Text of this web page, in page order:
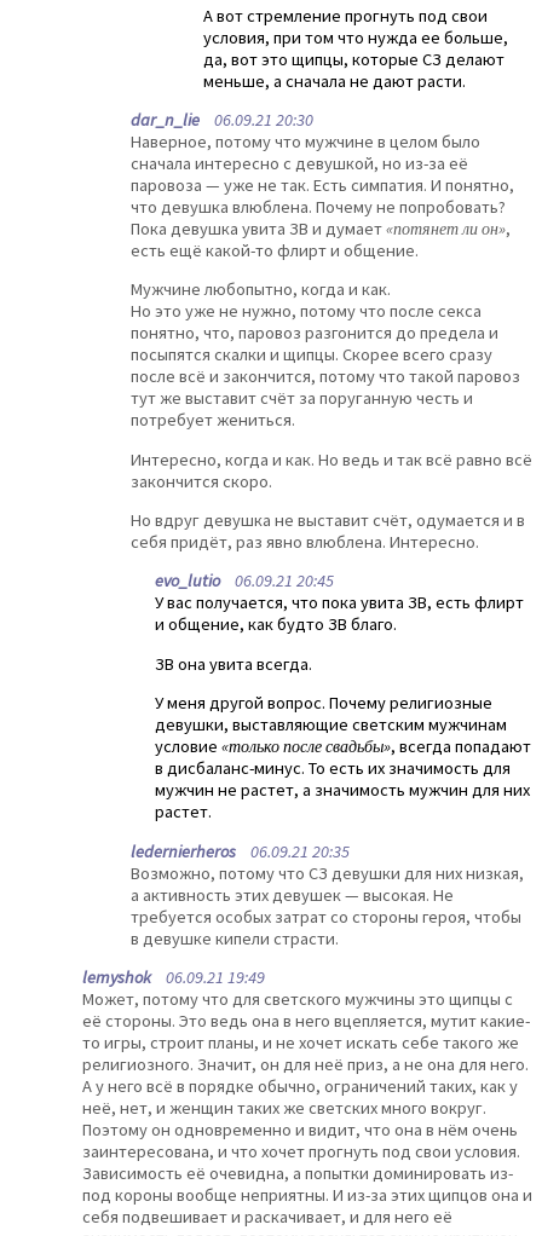
А вот стремление прогнуть под свои
условия, при том что нужда ее больше,
да, вот это щипцы, которые СЗ делают
меньше, а сначала не дают расти.
dar_n_lie 06.09.21 20:30
Наверное, потому что мужчине в целом было
сначала интересно с девушкой, но из-за её
паровоза — уже не так. Есть симпатия. И понятно,
что девушка влюблена. Почему не попробовать?
Пока девушка увита ЗВ и думает«потянет ли он»,
есть ещё какой-то флирт и общение.
Мужчине любопытно, когда и как.
Но это уже не нужно, потому что после секса
понятно, что, паровоз разгонится до предела и
посыпятся скалки и щипцы. Скорее всего сразу
после всё и закончится, потому что такой паровоз
тут же выставит счёт за поруганную честь и
потребует жениться.
Интересно, когда и как. Но ведь и так всё равно всё
закончится скоро.
Но вдруг девушка не выставит счёт, одумается и в
себя придёт, раз явно влюблена. Интересно.
evo_lutio06.09.21 20:45
У вас получается, что пока увита ЗВ, есть флирт
и общение, как будто ЗВ благо.
ЗВ она увита всегда.
У меня другой вопрос. Почему религиозные
девушки, выставляющие светским мужчинам
условие «только после свадьбы», всегда попадают
в дисбаланс-минус. То есть их значимость для
мужчин не растет, а значимость мужчин для них
растет.
ledernierheros 06.09.21 20:35
Возможно, потому что СЗ девушки для них низкая,
а активность этих девушек — высокая. Не
требуется особых затрат со стороны героя, чтобы
в девушке кипели страсти.
lemyshok06.09.21 19:49
Может, потому что для светского мужчины это щипцы с
её стороны. Это ведь она в него вцепляется, мутит какие-
то игры, строит планы, и не хочет искать себе такого же
религиозного. Значит, он для неё приз, а не она для него.
А у него всё в порядке обычно, ограничений таких, как у
неё, нет, и женщин таких же светских много вокруг.
Поэтому он одновременно и видит, что она в нём очень
заинтересована, и что хочет прогнуть под свои условия.
Зависимость её очевидна, а попытки доминировать из-
под короны вообще неприятны. И из-за этих щипцов она и
себя подвешивает и раскачивает, и для него её